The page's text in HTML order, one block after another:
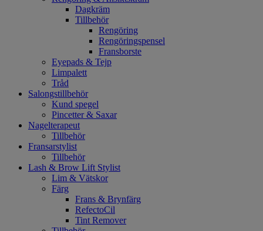
Dagkräm
Tillbehör
Rengöring
Rengöringspensel
Fransborste
Eyepads & Tejp
Limpalett
Tråd
Salongstillbehör
Kund spegel
Pincetter & Saxar
Nagelterapeut
Tillbehör
Fransarstylist
Tillbehör
Lash & Brow Lift Stylist
Lim & Vätskor
Färg
Frans & Brynfärg
RefectoCil
Tint Remover